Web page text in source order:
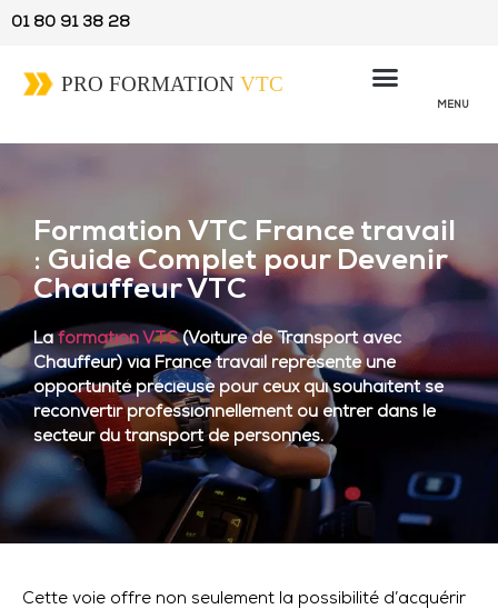
01 80 91 38 28
MENU
Formation VTC France travail
: Guide Complet pour Devenir
Chauffeur VTC
La formation VTC(Voiture de Transport avec
Chauffeur) via France travail représente une
opportunité précieuse pour ceux qui souhaitent se
reconvertir professionnellement ou entrer dans le
secteur du transport de personnes.
Cette voie offre non seulement la possibilité d’acquérir